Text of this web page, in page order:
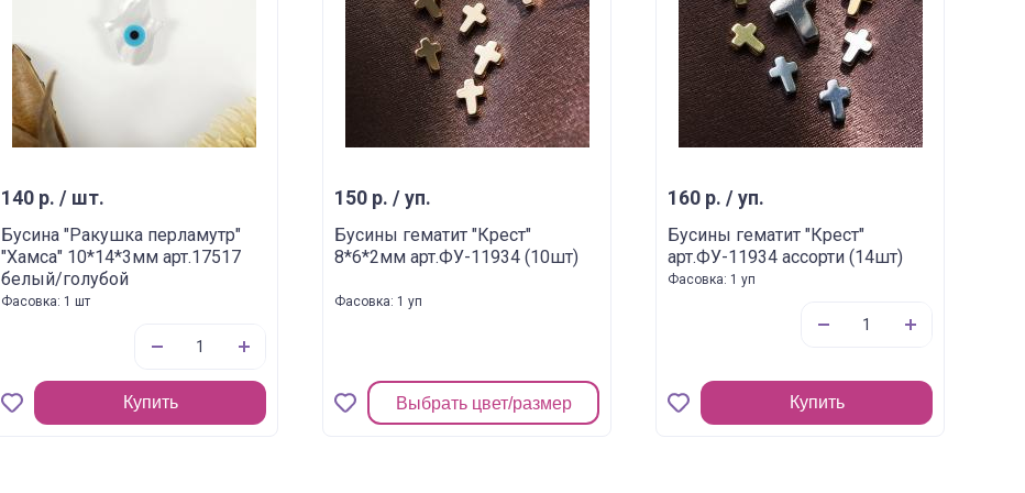
140 р. / шт.
Бусина "Ракушка перламутр"
"Хамса" 10*14*3мм арт.17517
белый/голубой
Фасовка: 1 шт
Купить
150 р. / уп.
Бусины гематит "Крест"
8*6*2мм арт.ФУ-11934 (10шт)
Фасовка: 1 уп
Выбрать цвет/размер
160 р. / уп.
Бусины гематит "Крест"
арт.ФУ-11934 ассорти (14шт)
Фасовка: 1 уп
Купить